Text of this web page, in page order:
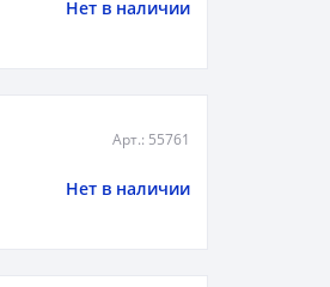
Нет в наличии
Арт.: 55761
Нет в наличии